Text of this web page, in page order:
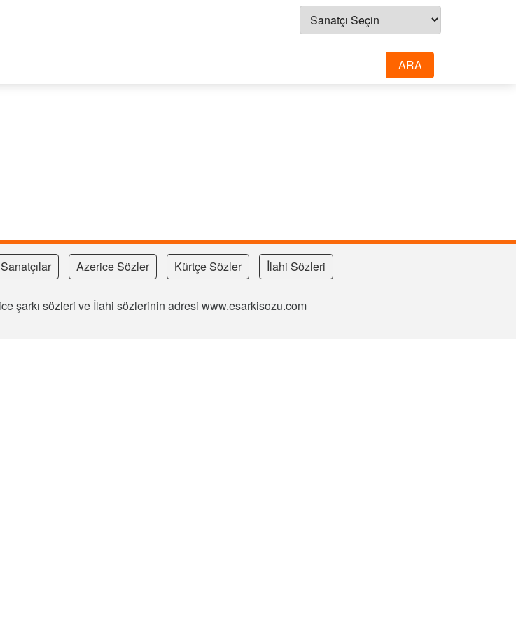
Azerice Sözler Kürtçe Sözler İlahi Sözleri
şarkı sözleri ve İlahi sözlerinin adresi www.esarkisozu.com